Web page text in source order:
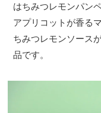
はちみつレモンパン
アプリコットが香る
ちみつレモンソース
品です。